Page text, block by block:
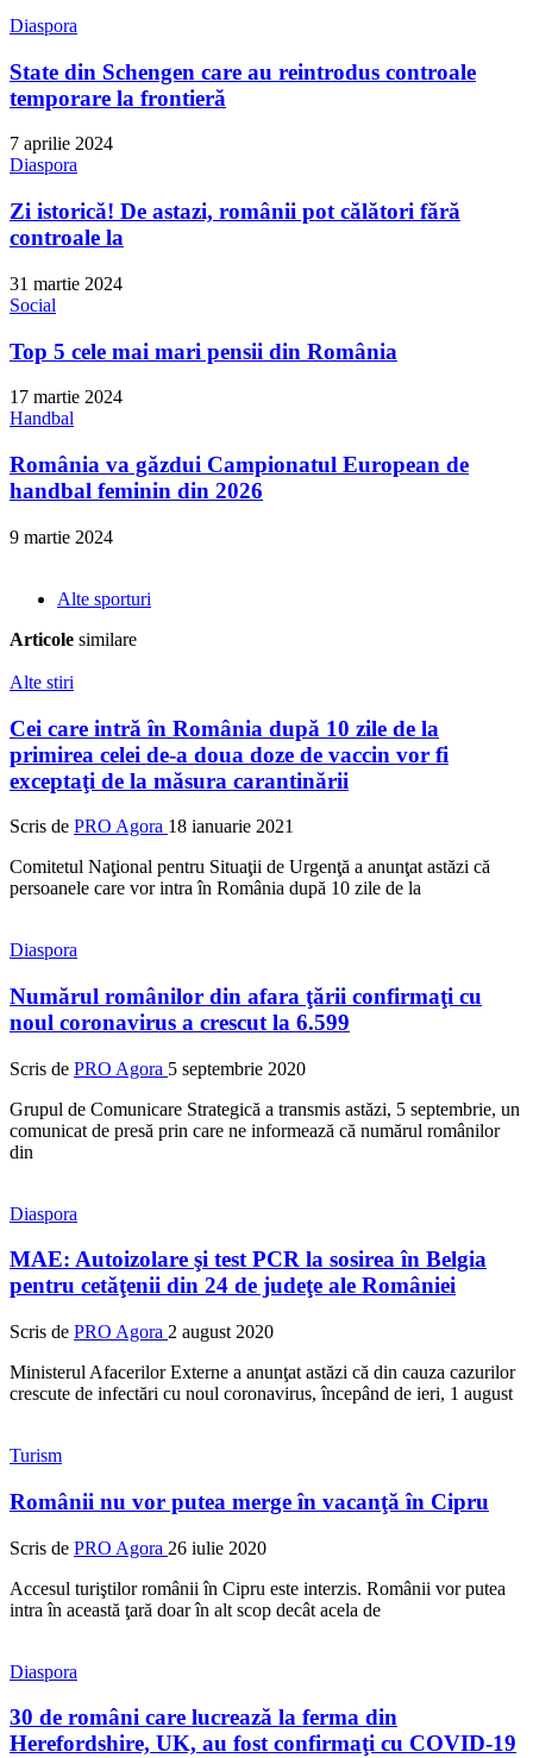
Diaspora
State din Schengen care au reintrodus controale
temporare la frontieră
7 aprilie 2024
Diaspora
Zi istorică! De astazi, românii pot călători fără
controale la
31 martie 2024
Social
Top 5 cele mai mari pensii din România
17 martie 2024
Handbal
România va găzdui Campionatul European de
handbal feminin din 2026
9 martie 2024
Alte sporturi
Articole similare
Alte stiri
Cei care intră în România după 10 zile de la
primirea celei de-a doua doze de vaccin vor fi
exceptaţi de la măsura carantinării
Scris de PRO Agora 18 ianuarie 2021
Comitetul Naţional pentru Situaţii de Urgenţă a anunţat astăzi că
persoanele care vor intra în România după 10 zile de la
Diaspora
Numărul românilor din afara ţării confirmaţi cu
noul coronavirus a crescut la 6.599
Scris de PRO Agora 5 septembrie 2020
Grupul de Comunicare Strategică a transmis astăzi, 5 septembrie, un
comunicat de presă prin care ne informează că numărul românilor
din
Diaspora
MAE: Autoizolare şi test PCR la sosirea în Belgia
pentru cetăţenii din 24 de judeţe ale României
Scris de PRO Agora 2 august 2020
Ministerul Afacerilor Externe a anunţat astăzi că din cauza cazurilor
crescute de infectări cu noul coronavirus, începând de ieri, 1 august
Turism
Românii nu vor putea merge în vacanţă în Cipru
Scris de PRO Agora 26 iulie 2020
Accesul turiştilor românii în Cipru este interzis. Românii vor putea
intra în această ţară doar în alt scop decât acela de
Diaspora
30 de români care lucrează la ferma din
Herefordshire, UK, au fost confirmaţi cu COVID-19